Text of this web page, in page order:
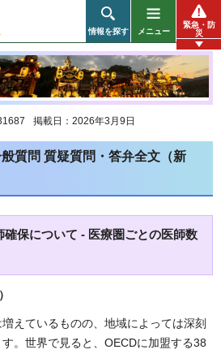
情報を探す メニュー
緊急・防
災
掲載日：2026年3月9日
質問 質疑質問・答弁全文（新
保について - 医療圏ごとの医師数
えているものの、地域によっては深刻
。世界で見ると、OECDに加盟する38